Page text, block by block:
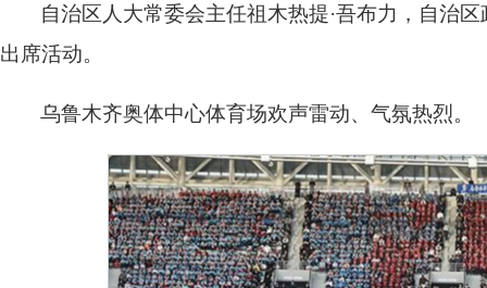
自治区人大常委会主任祖木热提·吾布力，自治
出席活动。
乌鲁木齐奥体中心体育场欢声雷动、气氛热烈。